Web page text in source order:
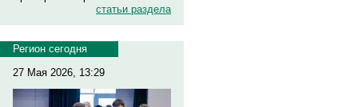
статьи раздела
Регион сегодня
27 Мая 2026, 13:29